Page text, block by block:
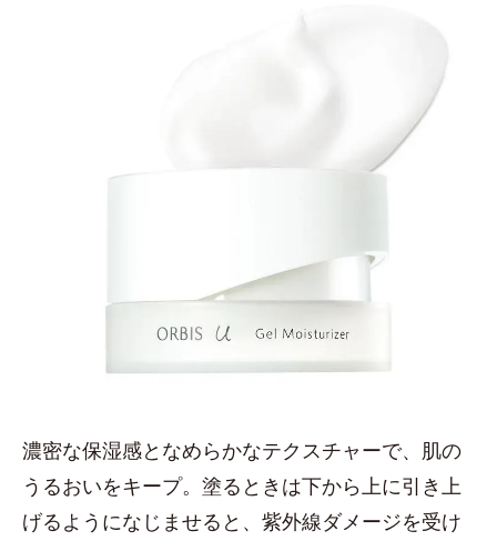
濃密な保湿感となめらかなテクスチャーで、肌の
うるおいをキープ。塗るときは下から上に引き上
げるようになじませると、紫外線ダメージを受け